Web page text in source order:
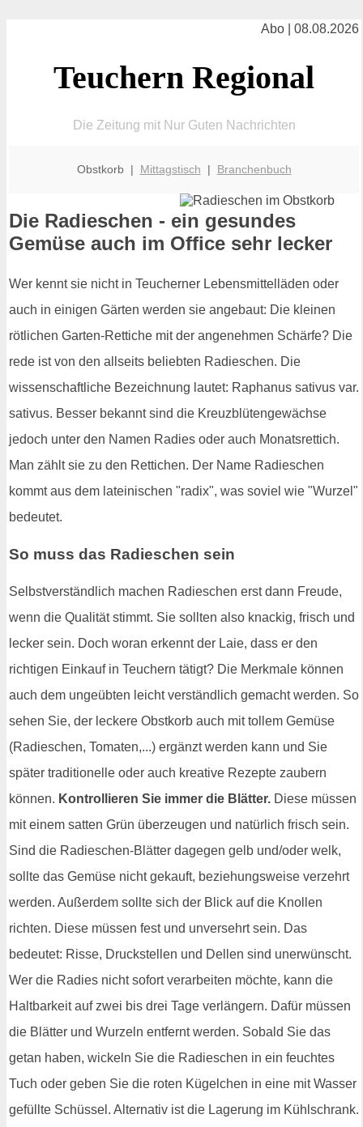
Abo | 08.08.2026
Teuchern Regional
Die Zeitung mit Nur Guten Nachrichten
Obstkorb | Mittagstisch | Branchenbuch
Die Radieschen - ein gesundes
Gemüse auch im Office sehr lecker
Wer kennt sie nicht in Teucherner Lebensmittelläden oder
auch in einigen Gärten werden sie angebaut: Die kleinen
rötlichen Garten-Rettiche mit der angenehmen Schärfe? Die
rede ist von den allseits beliebten Radieschen. Die
wissenschaftliche Bezeichnung lautet: Raphanus sativus var.
sativus. Besser bekannt sind die Kreuzblütengewächse
jedoch unter den Namen Radies oder auch Monatsrettich.
Man zählt sie zu den Rettichen. Der Name Radieschen
kommt aus dem lateinischen "radix", was soviel wie "Wurzel"
bedeutet.
So muss das Radieschen sein
Selbstverständlich machen Radieschen erst dann Freude,
wenn die Qualität stimmt. Sie sollten also knackig, frisch und
lecker sein. Doch woran erkennt der Laie, dass er den
richtigen Einkauf in Teuchern tätigt? Die Merkmale können
auch dem ungeübten leicht verständlich gemacht werden. So
sehen Sie, der leckere Obstkorb auch mit tollem Gemüse
(Radieschen, Tomaten,...) ergänzt werden kann und Sie
später traditionelle oder auch kreative Rezepte zaubern
können. Kontrollieren Sie immer die Blätter. Diese müssen
mit einem satten Grün überzeugen und natürlich frisch sein.
Sind die Radieschen-Blätter dagegen gelb und/oder welk,
sollte das Gemüse nicht gekauft, beziehungsweise verzehrt
werden. Außerdem sollte sich der Blick auf die Knollen
richten. Diese müssen fest und unversehrt sein. Das
bedeutet: Risse, Druckstellen und Dellen sind unerwünscht.
Wer die Radies nicht sofort verarbeiten möchte, kann die
Haltbarkeit auf zwei bis drei Tage verlängern. Dafür müssen
die Blätter und Wurzeln entfernt werden. Sobald Sie das
getan haben, wickeln Sie die Radieschen in ein feuchtes
Tuch oder geben Sie die roten Kügelchen in eine mit Wasser
gefüllte Schüssel. Alternativ ist die Lagerung im Kühlschrank.